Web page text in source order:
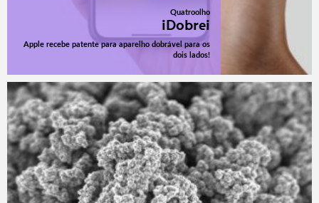
Quatroolho
iDobrei
Apple recebe patente para aparelho dobrável para os
dois lados!